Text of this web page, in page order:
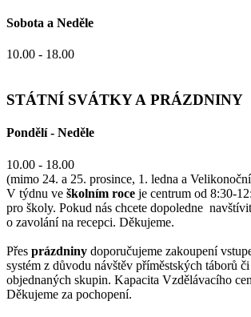
Sobota a Neděle
10.00 - 18.00
STÁTNÍ SVÁTKY A PRÁZDNINY
Pondělí - Neděle
10.00 - 18.00
(mimo 24. a 25. prosince, 1. ledna a
V týdnu ve školním roce je centrum od 8:30-
pro školy. Pokud nás chcete dopoledne
o zavolání na recepci. Děkujeme.
Přes prázdniny doporučujeme zakoupení
systém z důvodu návštěv příměstských táborů
objednaných skupin. Kapacita Vzdělávacího
Děkujeme za pochopení.